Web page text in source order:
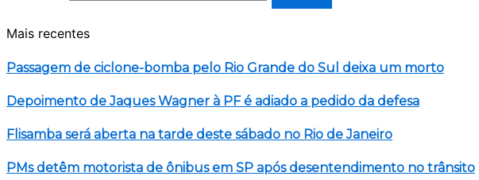
Mais recentes
Passagem de ciclone-bomba pelo Rio Grande do Sul deixa um morto
Depoimento de Jaques Wagner à PF é adiado a pedido da defesa
Flisamba será aberta na tarde deste sábado no Rio de Janeiro
PMs detêm motorista de ônibus em SP após desentendimento no trânsito